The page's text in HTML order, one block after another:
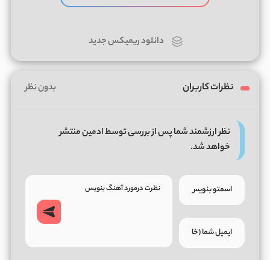
دانلود ریمیکس جدید
نظرات کاربران بدون نظر
نظر ارزشمند شما پس از بررسی توسط ادمین منتشر
خواهد شد.